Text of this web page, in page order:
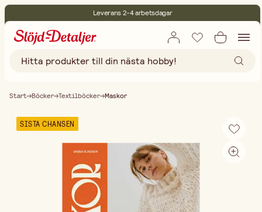
Leverans 2-4 arbetsdagar
Fri frakt vid köp över 499:-
Start Böcker Textilböcker Maskor
SISTA CHANSEN